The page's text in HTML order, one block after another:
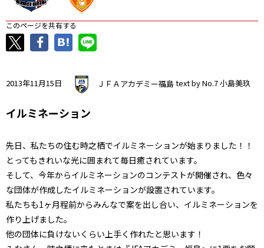
このページを共有する
2013年11月15日 ＪＦＡアカデミー福島text by No.7 小島美玖
イルミネーション
先日、私たちの住む時之栖でイルミネーションが始まりました！！
とってもきれいな光に囲まれて毎日癒されています。
そして、今年からイルミネーションのコンテストが開催され、色々
な団体が作成したイルミネーションが設置されています。
私たちも1ヶ月程前からみんなで案を出し合い、イルミネーションを
作り上げました。
他の団体に負けないくらい上手く作れたと思います！